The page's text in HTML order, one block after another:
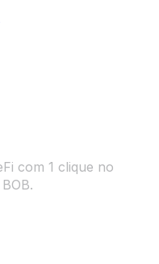
com 1 clique no